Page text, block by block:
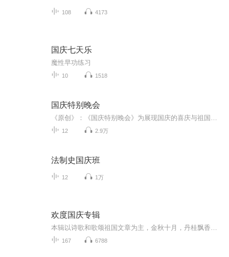
108 4173
国庆七天乐
魔性早功练习
10 1518
国庆特别晚会
12 2.9万
法制史国庆班
12 1万
欢度国庆专辑
167 6788